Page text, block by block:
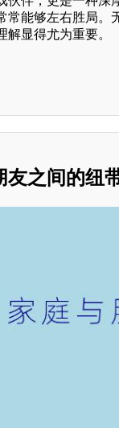
常能够左右胜局。
显得尤为重要。
友之间的纽